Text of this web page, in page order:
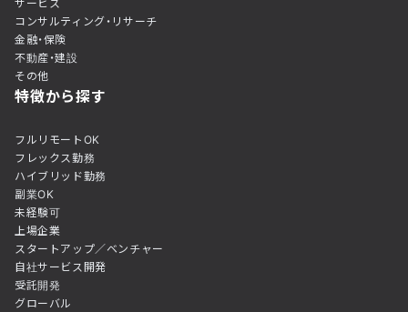
コンサルティング・リサーチ
金融・保険
不動産・建設
その他
特徴から探す
フルリモートOK
フレックス勤務
ハイブリッド勤務
副業OK
未経験可
上場企業
スタートアップ／ベンチャー
自社サービス開発
受託開発
グローバル